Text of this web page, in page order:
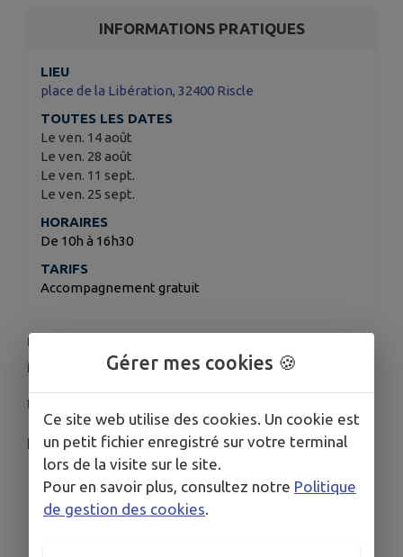
INFORMATIONS PRATIQUES
LIEU
place de la Libération, 32400 Riscle
TOUTES LES DATES
Le ven. 14 août
Le ven. 28 août
Le ven. 11 sept.
Le ven. 25 sept.
HORAIRES
De 10h à 16h30
TARIFS
Accompagnement gratuit
💻
Médiathèque de Riscle
Un vendredi sur deux de 10h à 16h30
Les vendredis :
3 et 31 juillet
14 et 28 août
Gérer mes cookies 🍪
Ce site web utilise des cookies. Un cookie est
un petit fichier enregistré sur votre terminal
lors de la visite sur le site.
Pour en savoir plus, consultez notre Politique
de gestion des cookies.